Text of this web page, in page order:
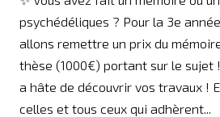
psychédéliques ? Pour la 3e
allons remettre un prix du
thèse (1000€) portant sur le sujet
a hâte de découvrir vos travaux !
celles et tous ceux qui adhèrent...